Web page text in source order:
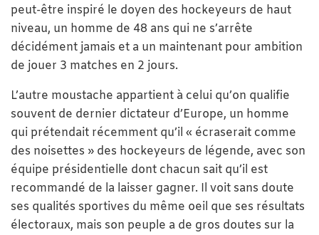
peut-être inspiré le doyen des hockeyeurs de haut
niveau, un homme de 48 ans qui ne s’arrête
décidément jamais et a un maintenant pour ambition
de jouer 3 matches en 2 jours.
L’autre moustache appartient à celui qu’on qualifie
souvent de dernier dictateur d’Europe, un homme
qui prétendait récemment qu’il « écraserait comme
des noisettes » des hockeyeurs de légende, avec son
équipe présidentielle dont chacun sait qu’il est
recommandé de la laisser gagner. Il voit sans doute
ses qualités sportives du même oeil que ses résultats
électoraux, mais son peuple a de gros doutes sur la